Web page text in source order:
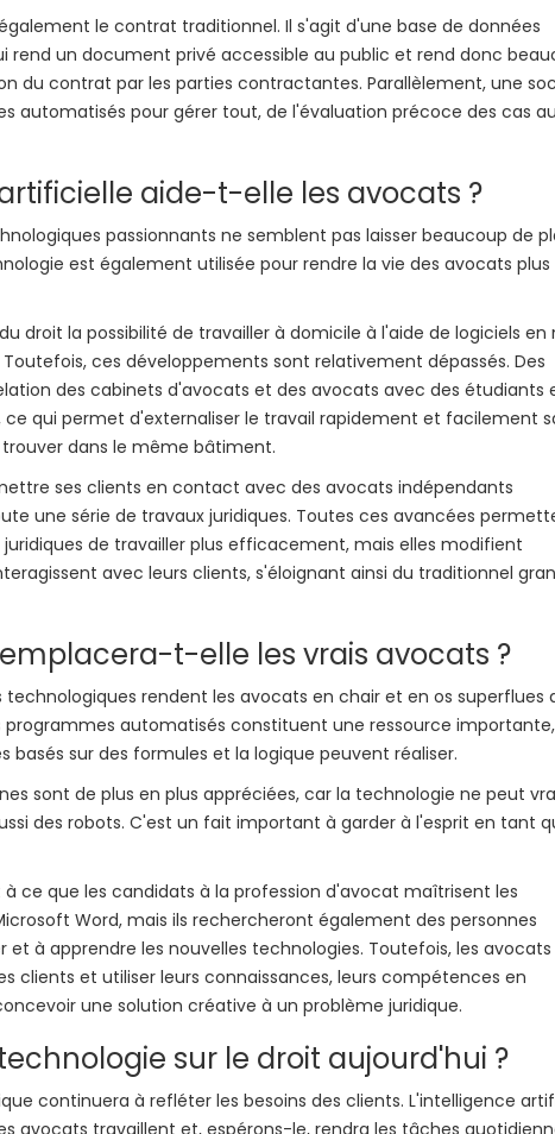
le contrat traditionnel. Il s'agit d'une base de données
rend un document privé accessible au public et rend donc
du contrat par les parties contractantes. Parallèlement, une
automatisés pour gérer tout, de l'évaluation précoce des cas
aide-t-elle les avocats ?
passionnants ne semblent pas laisser beaucoup de
est également utilisée pour rendre la vie des avocats
droit la possibilité de travailler à domicile à l'aide de logiciels en
ces développements sont relativement dépassés. Des
des cabinets d'avocats et des avocats avec des étudiants
qui permet d'externaliser le travail rapidement et facilement
dans le même bâtiment.
ses clients en contact avec des avocats indépendants
une série de travaux juridiques. Toutes ces avancées
de travailler plus efficacement, mais elles modifient
avec leurs clients, s'éloignant ainsi du traditionnel
t-elle les vrais avocats ?
rendent les avocats en chair et en os superflues
automatisés constituent une ressource
sur des formules et la logique peuvent réaliser.
sont de plus en plus appréciées, car la technologie ne peut
des robots. C'est un fait important à garder à l'esprit en tant
ce que les candidats à la profession d'avocat maîtrisent les
Word, mais ils rechercheront également des personnes
à apprendre les nouvelles technologies. Toutefois, les
clients et utiliser leurs connaissances, leurs compétences en
une solution créative à un problème juridique.
sur le droit aujourd'hui ?
continuera à refléter les besoins des clients. L'intelligence
avocats travaillent et, espérons-le, rendra les tâches